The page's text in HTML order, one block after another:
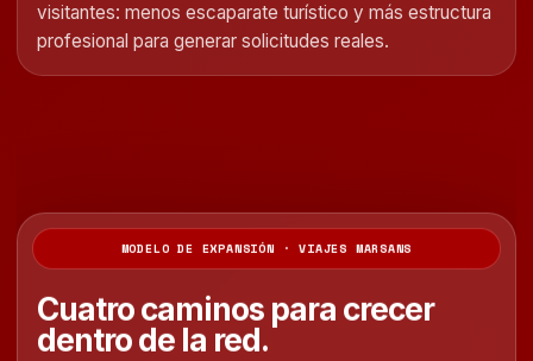
visitantes: menos escaparate turístico y más estructura
profesional para generar solicitudes reales.
MODELO DE EXPANSIÓN · VIAJES MARSANS
Cuatro caminos para crecer
dentro de la red.